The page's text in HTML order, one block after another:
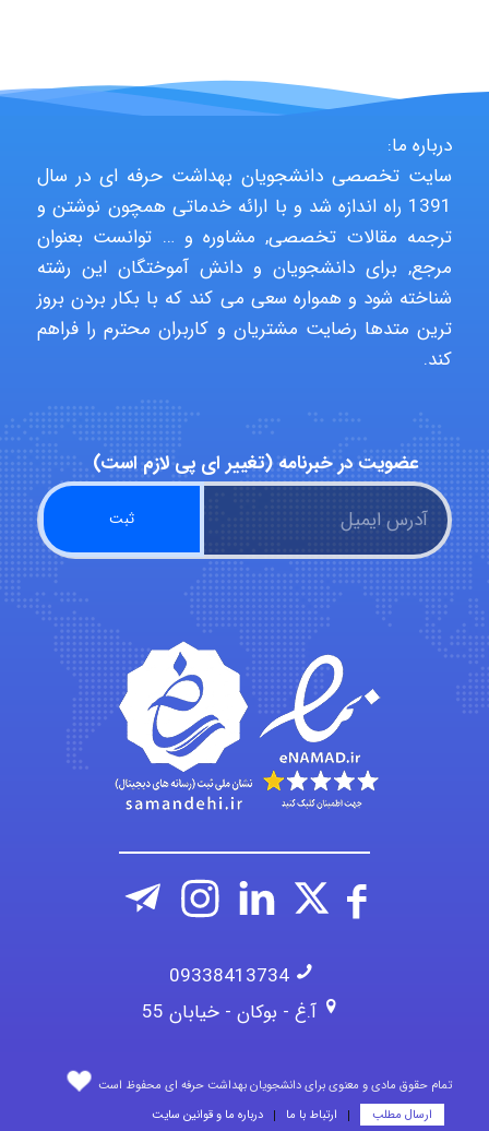
Niloofar
USER124
malekf
abolfazlkoshehe
abolfazlkoshehe
A.balandeh
درباره ما:
سایت تخصصی دانشجویان بهداشت حرفه ای در سال
1391 راه اندازه شد و با ارائه خدماتی همچون نوشتن و
ترجمه مقالات تخصصی, مشاوره و … توانست بعنوان
مرجع, برای دانشجویان و دانش آموختگان این رشته
شناخته شود و همواره سعی می کند که با بکار بردن بروز
ترین متدها رضایت مشتریان و کاربران محترم را فراهم
کند.
عضویت در خبرنامه (تغییر ای پی لازم است)
09338413734
آ.غ - بوکان - خیابان 55
تمام حقوق مادی و معنوی برای دانشجویان بهداشت حرفه ای محفوظ است
ارسال مطلب
ارتباط با ما درباره ما و قوانین سایت